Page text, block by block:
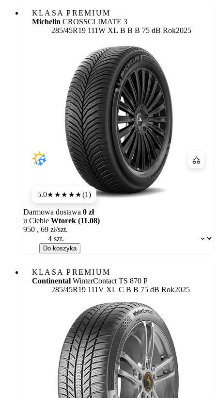
KLASA PREMIUM
Michelin CROSSCLIMATE 3
285/45R19 111W XL Etykieta:
B B B 75 dB Rok2025
5.0★★★★★(1)
Dostępność:
Darmowa dostawa 0 zł
u Ciebie Wtorek (11.08)
950 , 69 zł/szt.
Do koszyka
KLASA PREMIUM
Continental WinterContact TS 870 P
285/45R19 111V XL Etykieta:
C B B 75 dB Rok2025